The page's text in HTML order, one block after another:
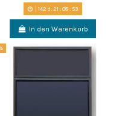
142 d. 21 :08:52
In den Warenkorb